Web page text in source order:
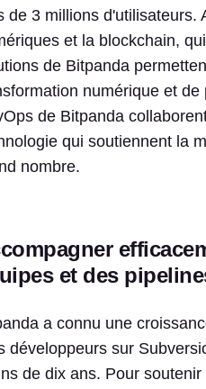
de 3 millions d'utilisateurs.
et la blockchain,
de Bitpanda
numérique et
de Bitpanda
qui soutiennent la
nombre.
et des
a connu une
développeurs sur
de dix ans. Pour